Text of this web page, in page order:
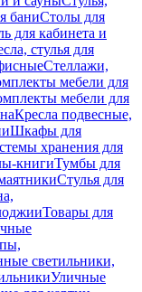
баниСтолы для
для кабинета и
стулья для
Стеллажи,
мебели для
мебели для
Кресла подвесные,
Шкафы для
хранения для
книгиТумбы для
Стулья для
Товары для
светильники,
Уличные